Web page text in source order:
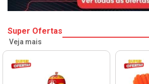
Super Ofertas
Veja mais